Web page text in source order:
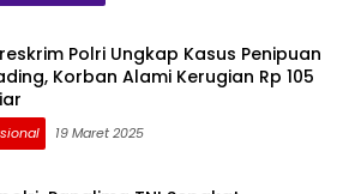
Polri Ungkap Kasus Penipuan
Korban Alami Kerugian Rp 105
19 Maret 2025